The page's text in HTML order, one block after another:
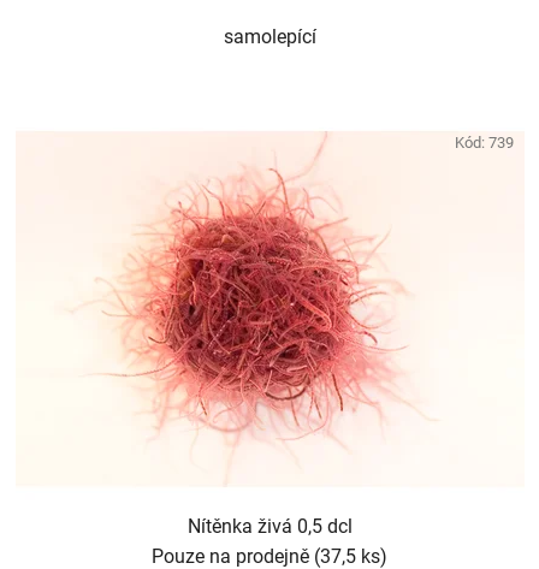
samolepící
Nítěnka živá 0,5 dcl
Pouze na prodejně (37,5 ks)
Kód: 739